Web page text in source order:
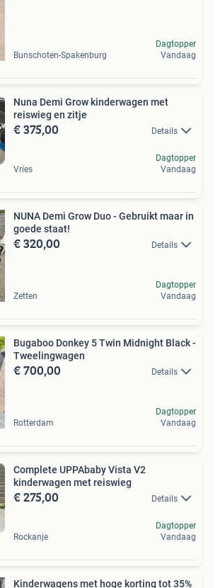
Bunschoten-Spakenburg
Dagtopper
Vandaag
Nuna Demi Grow kinderwagen met
reiswieg en zitje
€ 375,00 Details
Vries
Dagtopper
Vandaag
NUNA Demi Grow Duo - Gebruikt maar in
goede staat!
€ 320,00 Details
Zetten
Dagtopper
Vandaag
Bugaboo Donkey 5 Twin Midnight Black -
Tweelingwagen
€ 700,00 Details
Rotterdam
Dagtopper
Vandaag
Complete UPPAbaby Vista V2
kinderwagen met reiswieg
€ 275,00 Details
Rockanje
Dagtopper
Vandaag
Kinderwagens met hoge korting tot 35%